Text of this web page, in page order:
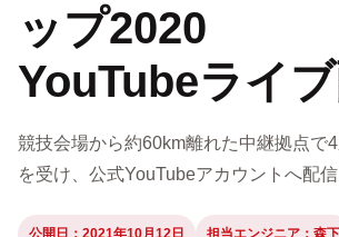
ップ2020
YouTubeライ
競技会場から約60km離れた中継拠点で
を受け、公式YouTubeアカウントへ配信
公開日：2021年10月12日 担当エンジニア：森下